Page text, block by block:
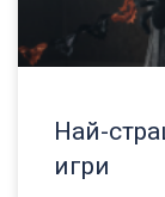
Най-
игри